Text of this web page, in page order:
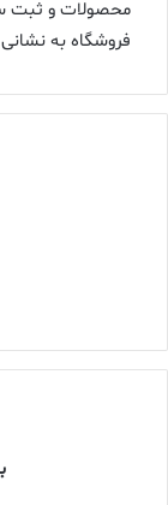
محصولات و ثبت
فروشگاه به نشانی